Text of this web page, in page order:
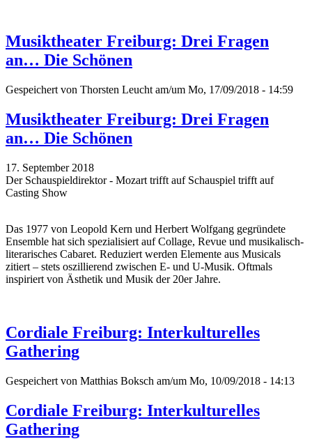
Musiktheater Freiburg: Drei Fragen
an… Die Schönen
Gespeichert von Thorsten Leucht am/um Mo, 17/09/2018 - 14:59
Musiktheater Freiburg: Drei Fragen
an… Die Schönen
17. September 2018
Der Schauspieldirektor - Mozart trifft auf Schauspiel trifft auf
Casting Show
Das 1977 von Leopold Kern und Herbert Wolfgang gegründete
Ensemble hat sich spezialisiert auf Collage, Revue und musikalisch-
literarisches Cabaret. Reduziert werden Elemente aus Musicals
zitiert – stets oszillierend zwischen E- und U-Musik. Oftmals
inspiriert von Ästhetik und Musik der 20er Jahre.
Cordiale Freiburg: Interkulturelles
Gathering
Gespeichert von Matthias Boksch am/um Mo, 10/09/2018 - 14:13
Cordiale Freiburg: Interkulturelles
Gathering